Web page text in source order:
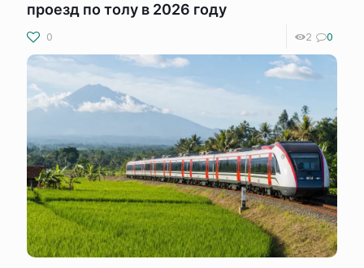
проезд по толу в 2026 году
0 2 0